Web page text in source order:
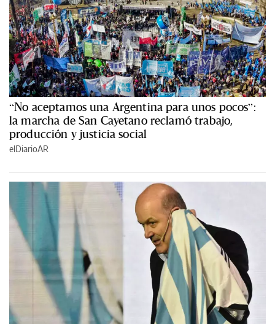
“No aceptamos una Argentina para unos pocos”:
la marcha de San Cayetano reclamó trabajo,
producción y justicia social
elDiarioAR